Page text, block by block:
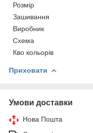
Розмір
Зашивання
Виробник
Схема
Кво кольорів
Приховати
Умови доставки
Нова Пошта